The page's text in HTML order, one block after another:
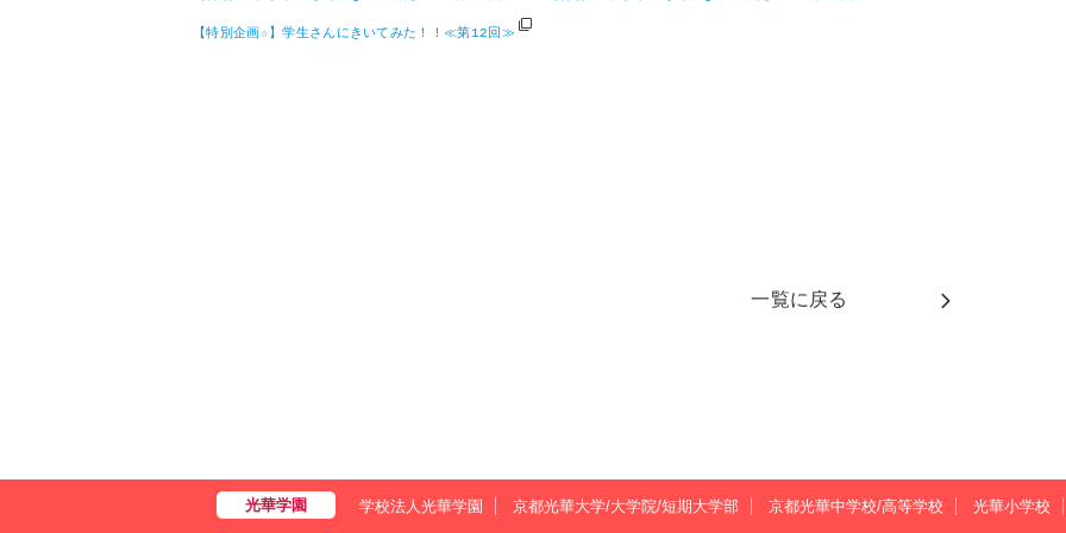
【特別企画☆】学生さんにきいてみた！！≪第12回≫
一覧に戻る
学校法人光華学園 京都光華大学/大学院/短期大学部 京都光華中学校/高等学校 光華小学校